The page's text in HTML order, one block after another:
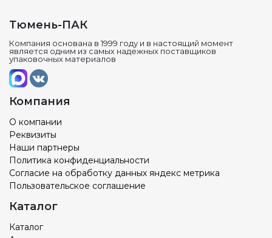
Тюмень-ПАК
Компания основана в 1999 году и в настоящий момент
является одним из самых надежных поставщиков
упаковочных материалов
Компания
О компании
Реквизиты
Наши партнеры
Политика конфиденциальности
Согласие на обработку данных яндекс метрика
Пользовательское соглашение
Каталог
Каталог